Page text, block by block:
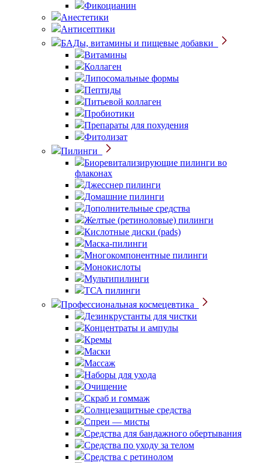
Фикоцианин
Анестетики
Антисептики
БАДы, витамины и пищевые добавки
Витамины
Коллаген
Липосомальные формы
Пептиды
Питьевой коллаген
Пробиотики
Препараты для похудения
Фитолизат
Пилинги
Биоревитализирующие пилинги во
флаконах
Джесснер пилинги
Домашние пилинги
Дополнительные средства
Желтые (ретиноловые) пилинги
Кислотные диски (pads)
Маска-пилинги
Многокомпонентные пилинги
Монокислоты
Мультипилинги
ТСА пилинги
Профессиональная космецевтика
Дезинкрустанты для чистки
Концентраты и ампулы
Кремы
Маски
Массаж
Наборы для ухода
Очищение
Скраб и гоммаж
Солнцезащитные средства
Спреи — мисты
Средства для бандажного обертывания
Средства по уходу за телом
Средства с ретинолом